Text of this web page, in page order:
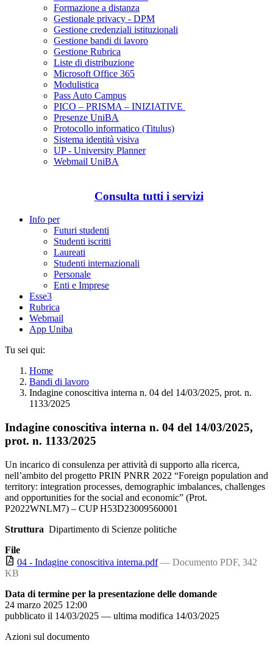
Formazione a distanza
Gestionale privacy - DPM
Gestione credenziali istituzionali
Gestione bandi di lavoro
Gestione Rubrica
Liste di distribuzione
Microsoft Office 365
Modulistica
Pass Auto Campus
PICO – PRISMA – INIZIATIVE
Presenze UniBA
Protocollo informatico (Titulus)
Sistema identità visiva
UP - University Planner
Webmail UniBA
Consulta tutti i servizi
Info per
Futuri studenti
Studenti iscritti
Laureati
Studenti internazionali
Personale
Enti e Imprese
Esse3
Rubrica
Webmail
App Uniba
Tu sei qui:
Home
Bandi di lavoro
Indagine conoscitiva interna n. 04 del 14/03/2025, prot. n.
1133/2025
Indagine conoscitiva interna n. 04 del 14/03/2025,
prot. n. 1133/2025
Un incarico di consulenza per attività di supporto alla ricerca,
nell’ambito del progetto PRIN PNRR 2022 “Foreign population and
territory: integration processes, demographic imbalances, challenges
and opportunities for the social and economic” (Prot.
P2022WNLM7) – CUP H53D23009560001
Struttura Dipartimento di Scienze politiche
File
04 - Indagine conoscitiva interna.pdf — Documento PDF, 342
KB
Data di termine per la presentazione delle domande
24 marzo 2025 12:00
pubblicato il 14/03/2025 — ultima modifica 14/03/2025
Azioni sul documento